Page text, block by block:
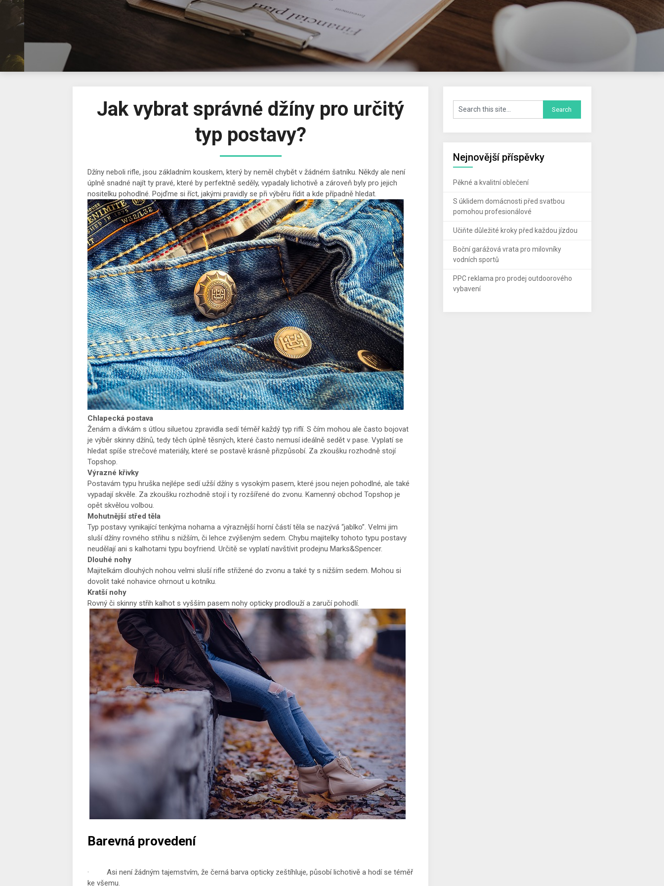
Jak vybrat správné džíny pro určitý
typ postavy?
Džíny neboli rifle, jsou základním kouskem, který by neměl chybět v žádném šatníku. Někdy ale není
úplně snadné najít ty pravé, které by perfektně seděly, vypadaly lichotivě a zároveň byly pro jejich
nositelku pohodlné. Pojďme si říct, jakými pravidly se při výběru řídit a kde případně hledat.
Chlapecká postava
Ženám a dívkám s útlou siluetou zpravidla sedí téměř každý typ riflí. S čím mohou ale často bojovat
je výběr skinny džínů, tedy těch úplně těsných, které často nemusí ideálně sedět v pase. Vyplatí se
hledat spíše strečové materiály, které se postavě krásně přizpůsobí. Za zkoušku rozhodně stojí
Topshop.
Výrazné křivky
Postavám typu hruška nejlépe sedí užší džíny s vysokým pasem, které jsou nejen pohodlné, ale také
vypadají skvěle. Za zkoušku rozhodně stojí i ty rozšířené do zvonu. Kamenný obchod Topshop je
opět skvělou volbou.
Mohutnější střed těla
Typ postavy vynikající tenkýma nohama a výraznější horní částí těla se nazývá “jablko”. Velmi jim
sluší džíny rovného střihu s nižším, či lehce zvýšeným sedem. Chybu majitelky tohoto typu postavy
neudělají ani s kalhotami typu boyfriend. Určitě se vyplatí navštívit prodejnu Marks&Spencer.
Dlouhé nohy
Majitelkám dlouhých nohou velmi sluší rifle střižené do zvonu a také ty s nižším sedem. Mohou si
dovolit také nohavice ohrnout u kotníku.
Kratší nohy
Rovný či skinny střih kalhot s vyšším pasem nohy opticky prodlouží a zaručí pohodlí.
Barevná provedení
· Asi není žádným tajemstvím, že černá barva opticky zeštíhluje, působí lichotivě a hodí se téměř
ke všemu.
Nejnovější příspěvky
Pěkné a kvalitní oblečení
S úklidem domácnosti před svatbou
pomohou profesionálové
Učiňte důležité kroky před každou jízdou
Boční garážová vrata pro milovníky
vodních sportů
PPC reklama pro prodej outdoorového
vybavení